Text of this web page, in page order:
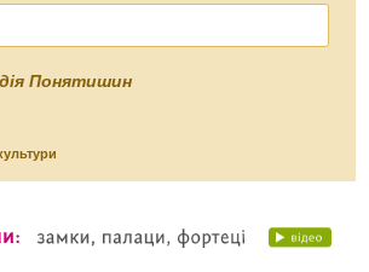
Понятишин